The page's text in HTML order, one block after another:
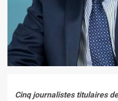
Cinq journalistes titulaires